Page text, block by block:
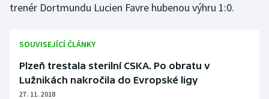
trenér Dortmundu Lucien Favre hubenou výhru 1:0.
SOUVISEJÍCÍ ČLÁNKY
Plzeň trestala sterilní CSKA. Po obratu v
Lužnikách nakročila do Evropské ligy
27. 11. 2018